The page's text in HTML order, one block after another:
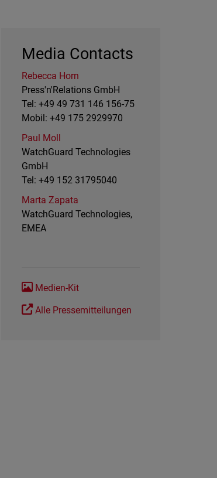
Media Contacts
Rebecca Horn
Press'n'Relations GmbH
Tel: +49 49 731 146 156-75
Mobil: +49 175 2929970
Paul Moll
WatchGuard Technologies
GmbH
Tel: +49 152 31795040
Marta Zapata
WatchGuard Technologies,
EMEA
Medien-Kit
Alle Pressemitteilungen